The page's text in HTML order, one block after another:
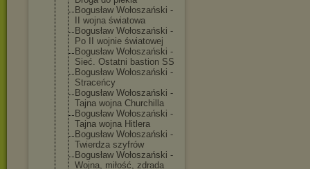
Bogusław Wołoszański -
II wojna światowa
Bogusław Wołoszański -
Po II wojnie światowej
Bogusław Wołoszański -
Sieć. Ostatni bastion SS
Bogusław Wołoszański -
Straceńcy
Bogusław Wołoszański -
Tajna wojna Churchilla
Bogusław Wołoszański -
Tajna wojna Hitlera
Bogusław Wołoszański -
Twierdza szyfrów
Bogusław Wołoszański -
Wojna, miłość, zdrada